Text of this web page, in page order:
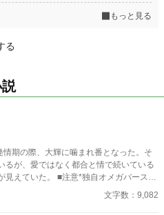
もっと見る
る
期の際、大輝に噛まれ番となった。そ
るが、愛ではなく都合と情で続いている
見えていた。 ■注意*独自オメガバース設
』と同じ世界設定です。関係は一切な
文字数：9,082